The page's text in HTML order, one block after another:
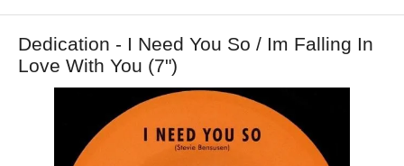
Dedication - I Need You So / Im Falling In
Love With You (7")